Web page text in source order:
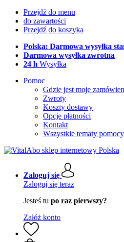
Przejdź do menu
do zawartości
Przejdź do koszyka
Polska: Darmowa wysyłka
Darmowa wysyłka zwrotna
24 h Wysyłka
Pomoc
Gdzie jest moje
Zwroty
Koszty dostawy
Opcje płatności
Kontakt
Wszystkie tematy pomocy
Zaloguj się
Zaloguj się teraz
Jesteś tu po raz pierwszy?
Załóż konto